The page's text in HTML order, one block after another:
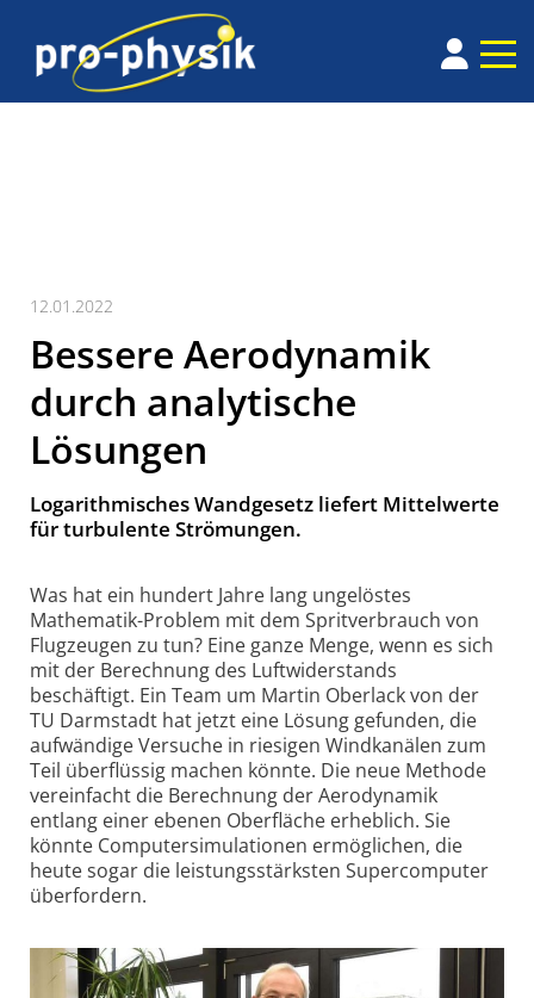
12.01.2022
Bessere Aerodynamik
durch analytische
Lösungen
Logarithmisches Wandgesetz liefert Mittelwerte
für turbulente Strömungen.
Was hat ein hundert Jahre lang ungelöstes
Mathematik-Problem mit dem Spritverbrauch von
Flugzeugen zu tun? Eine ganze Menge, wenn es sich
mit der Berechnung des Luft­wider­stands
beschäftigt. Ein Team um Martin Oberlack von der
TU Darmstadt hat jetzt eine Lösung gefunden, die
aufwändige Versuche in riesigen Windkanälen zum
Teil überflüssig machen könnte. Die neue Methode
vereinfacht die Berechnung der Aerodynamik
entlang einer ebenen Oberfläche erheblich. Sie
könnte Computer­simulationen ermöglichen, die
heute sogar die leistungs­stärksten Supercomputer
überfordern.